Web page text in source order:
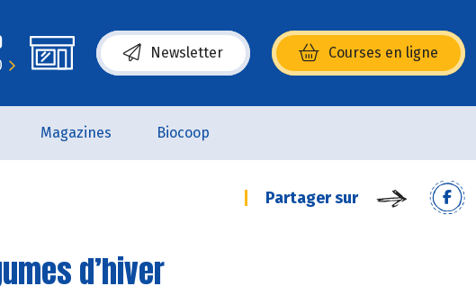
Newsletter Courses en ligne
(s’ouvre dans une nouvelle fenêtre)
Magazines Biocoop
Partager sur
d’hiver